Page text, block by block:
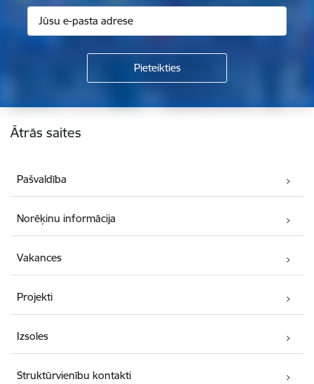
Kājene
Ātrās saites
Pašvaldība
Norēķinu informācija
Vakances
Projekti
Izsoles
Struktūrvienību kontakti